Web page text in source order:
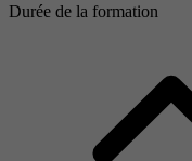
Durée de la formation